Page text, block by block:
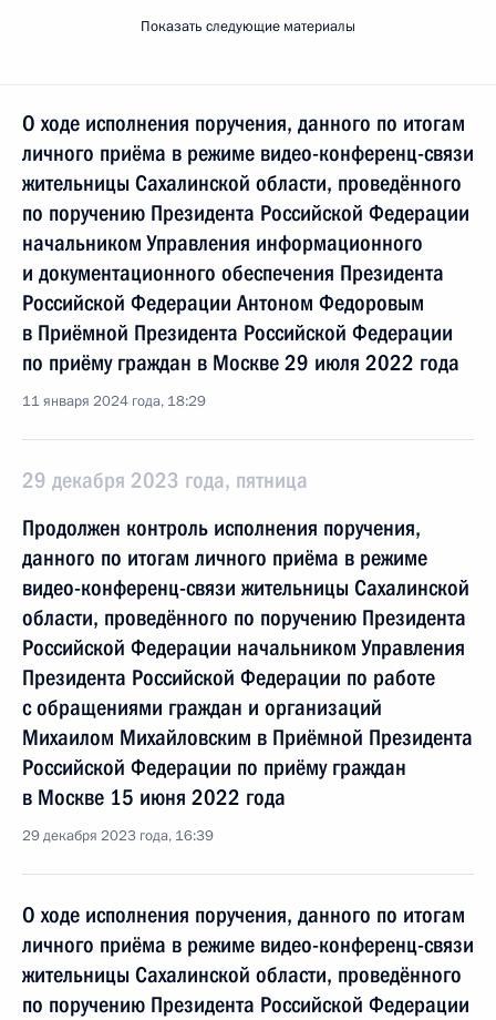
Показать следующие материалы
О ходе исполнения поручения, данного по итогам
личного приёма в режиме видео-конференц-связи
жительницы Сахалинской области, проведённого
по поручению Президента Российской Федерации
начальником Управления информационного
и документационного обеспечения Президента
Российской Федерации Антоном Федоровым
в Приёмной Президента Российской Федерации
по приёму граждан в Москве 29 июля 2022 года
11 января 2024 года, 18:29
29 декабря 2023 года, пятница
Продолжен контроль исполнения поручения,
данного по итогам личного приёма в режиме
видео-конференц-связи жительницы Сахалинской
области, проведённого по поручению Президента
Российской Федерации начальником Управления
Президента Российской Федерации по работе
с обращениями граждан и организаций
Михаилом Михайловским в Приёмной Президента
Российской Федерации по приёму граждан
в Москве 15 июня 2022 года
29 декабря 2023 года, 16:39
О ходе исполнения поручения, данного по итогам
личного приёма в режиме видео-конференц-связи
жительницы Сахалинской области, проведённого
по поручению Президента Российской Федерации